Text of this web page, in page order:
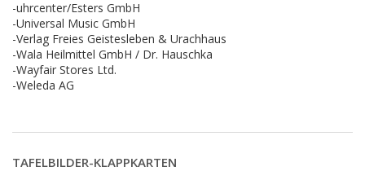
-uhrcenter/Esters GmbH
-Universal Music GmbH
-Verlag Freies Geistesleben & Urachhaus
-Wala Heilmittel GmbH / Dr. Hauschka
-Wayfair Stores Ltd.
-Weleda AG
TAFELBILDER-KLAPPKARTEN